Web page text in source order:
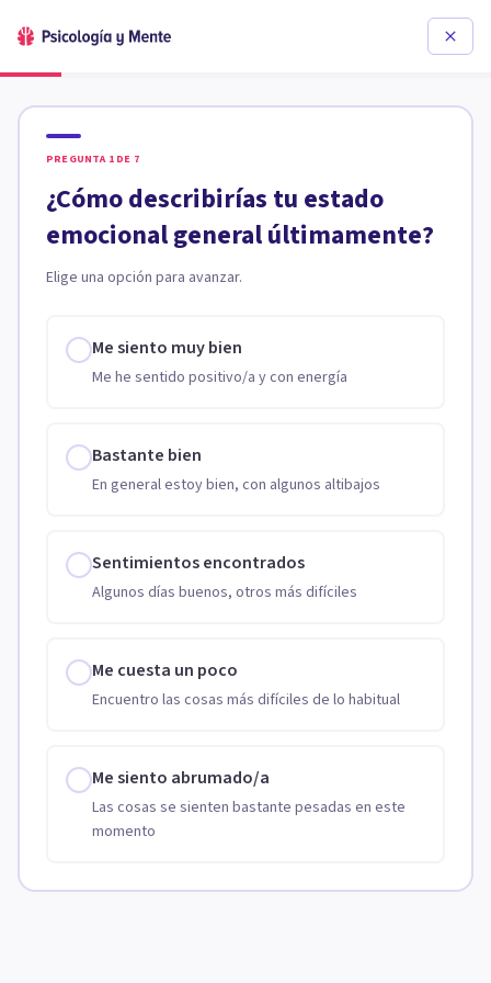
PREGUNTA 1 DE 7
¿Cómo describirías tu estado
emocional general últimamente?
Elige una opción para avanzar.
Me siento muy bien
Me he sentido positivo/a y con energía
Bastante bien
En general estoy bien, con algunos altibajos
Sentimientos encontrados
Algunos días buenos, otros más difíciles
Me cuesta un poco
Encuentro las cosas más difíciles de lo habitual
Me siento abrumado/a
Las cosas se sienten bastante pesadas en este
momento